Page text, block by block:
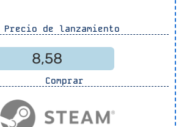
Precio de lanzamiento
8,58
Comprar